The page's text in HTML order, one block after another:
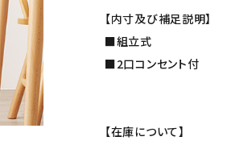
【内寸及び補足説明】
■組立式
■2口コンセント付
【在庫について】